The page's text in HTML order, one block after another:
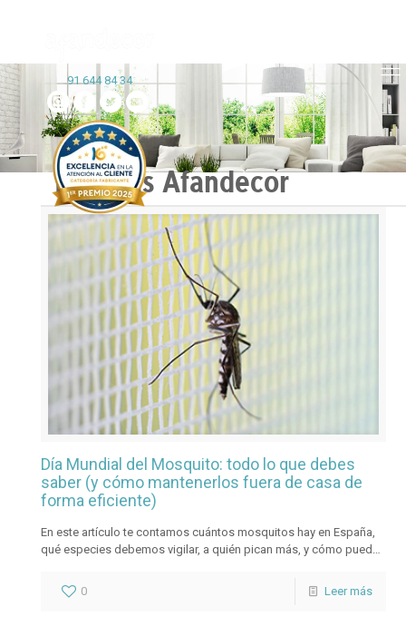
91 644 84 34
Noticias Afandecor
Día Mundial del Mosquito: todo lo que debes
saber (y cómo mantenerlos fuera de casa de
forma eficiente)
En este artículo te contamos cuántos mosquitos hay en España,
qué especies debemos vigilar, a quién pican más, y cómo puedes
medida, como las ventanas herméticas con mosquiteras
integradas.
0 Leer más